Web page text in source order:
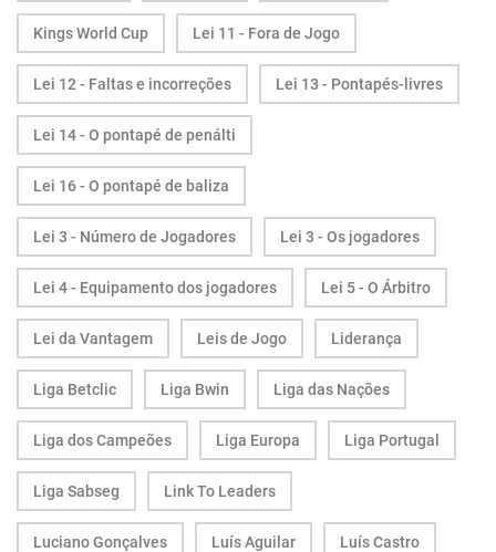
Kings World Cup Lei 11 - Fora de Jogo
Lei 12 - Faltas e incorreções Lei 13 - Pontapés-livres
Lei 14 - O pontapé de penálti
Lei 16 - O pontapé de baliza
Lei 3 - Número de Jogadores Lei 3 - Os jogadores
Lei 4 - Equipamento dos jogadores Lei 5 - O Árbitro
Lei da Vantagem Leis de Jogo Liderança
Liga Betclic Liga Bwin Liga das Nações
Liga dos Campeões Liga Europa Liga Portugal
Liga Sabseg Link To Leaders
Luciano Gonçalves Luís Aguilar Luís Castro